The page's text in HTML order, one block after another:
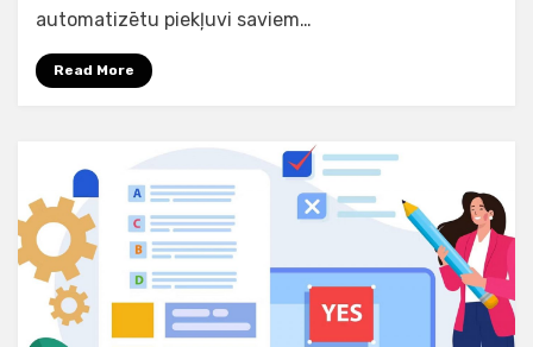
automatizētu piekļuvi saviem…
Read More